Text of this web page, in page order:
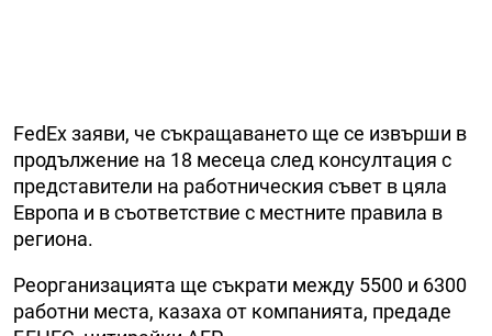
FedEx заяви, че съкращаването ще се извърши в
продължение на 18 месеца след консултация с
представители на работническия съвет в цяла
Европа и в съответствие с местните правила в
региона.
Реорганизацията ще съкрати между 5500 и 6300
работни места, казаха от компанията, предаде